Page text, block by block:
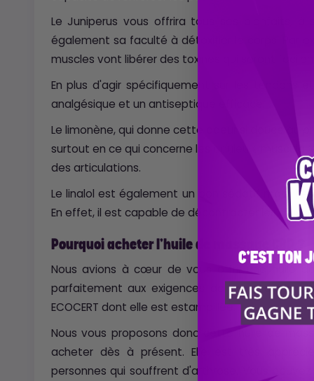
Le Juniperus vous offrira tous ses bienfaits, à
également sa faculté à détoxifier le corps. Par
muscles vont libérer des toxines qui seront
En plus d'agir spécifiquement sur les tendons
analgésique et un antiseptique efficace.
Le limonène, qui donne cette odeur si douce au
surtout en ce qui concerne les
des articulations.
Le linalol est également un bon sédatif mais il
En effet, il est capable de décontracter les
Pourquoi acheter l'huile de massage CBD ?
Nous avions à cœur de vous offrir une huile
parfaitement aux exigences de notre cahier
ECOCERT dont elle est estampillée.
Nous vous proposons donc cette huile de
acheter dès à présent. Elle est très
personnes qui souffrent d'arthrose. Vous